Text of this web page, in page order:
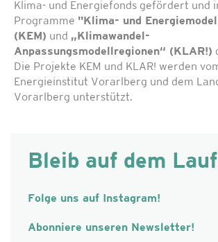
Klima- und Energiefonds gefördert und
Programme "Klima- und
(KEM) und „Klimawandel-
Anpassungsmodellregionen“ (KLAR!)
Die Projekte KEM und KLAR! werden
Energieinstitut Vorarlberg und dem
Vorarlberg unterstützt.
Bleib auf dem
Folge uns auf Instagram!
Abonniere unseren Newsletter!